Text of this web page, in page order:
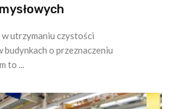
utrzymaniu czystości
o przeznaczeniu
to ...